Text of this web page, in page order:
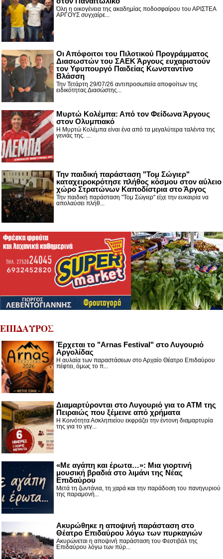
Όλη η οικογένεια της ακαδημίας ποδοσφαίρου του ΑΡΙΣΤΕΑ
ΑΡΓΟΥΣ συγχαίρε...
Οι Απόφοιτοι του Πιλοτικού Προγράμματος
Διασωστών του ΣΑΕΚ Άργους ευχαριστούν
τον Υφυπουργό Παιδείας Κωνσταντίνο
Βλάσση
Την Τετάρτη 29/07/26 αντιπροσωπεία αποφοίτων της
ειδικότητας Διασώστης...
Μυρτώ Κολέμπα: Από τον Φείδωνα Άργους
στον Ολυμπιακό
Η Μυρτώ Κολέμπα είναι ένα από τα μεγαλύτερα ταλέντα της
γενιάς της. ...
Την παιδική παράσταση "Τομ Σώγιερ"
καταχειροκρότησε πλήθος κόσμου στον αύλειο
χώρο Στρατώνων Καποδίστρια στο Άργος
Την παιδική παράσταση "Τομ Σώγιερ" είχε την ευκαιρία να
απολαύσει πλήθ...
ΕΠΙΔΑΥΡΟΣ
Έρχεται το "Arnas Festival" στο Λυγουριό
Αργολίδας
Η αυλαία των παραστάσεων στο Αρχαίο Θέατρο Επιδαύρου
πέφτει, όμως το π...
Διαμαρτύρονται στο Λυγουριό για το ΑΤΜ της
Πειραιώς που ξέμεινε από χρήματα
Η Κοινότητα Ασκληπιείου εκφράζει την έντονη διαμαρτυρία
της για το γεγ...
«Με αγάπη και έρωτα…»: Μια γιορτινή
μουσική βραδιά στο λιμάνι της Νέας
Επιδαύρου
Μετά τη ζωντάνια, τη χαρά και την παράδοση του πανηγυριού
της παραμονή...
Ακυρώθηκε η αποψινή παράσταση στο
Θέατρο Επιδαύρου λόγω των πυρκαγιών
Ακυρώνεται η αποψινή παράσταση του Φεστιβάλ της
Επιδαύρου λόγω των πύρ...